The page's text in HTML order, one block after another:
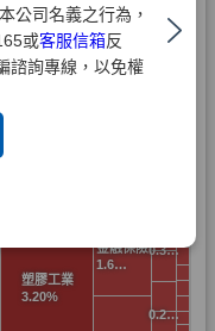
公司名義之行為，
或客服信箱反
諮詢專線，以免權